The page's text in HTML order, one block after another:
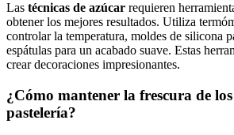
Las técnicas de azúcar requieren
obtener los mejores resultados. Utiliza
controlar la temperatura, moldes de silicona
espátulas para un acabado suave. Estas
crear decoraciones impresionantes.
¿Cómo mantener la frescura de
pastelería?